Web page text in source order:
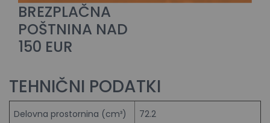
BREZPLAČNA
POŠTNINA NAD
150 EUR
TEHNIČNI PODATKI
Delovna prostornina (cm³) 72.2